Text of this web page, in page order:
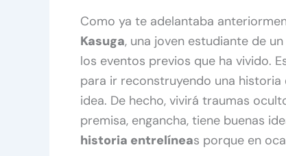
Como ya te adelantaba
Kasuga, una joven estudiante de
los eventos previos que ha vivido.
para ir reconstruyendo una
idea. De hecho, vivirá traumas
premisa, engancha, tiene buenas
historia entrelíneas porque en